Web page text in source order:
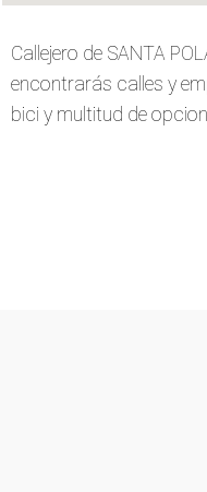
Callejero de SANTA
encontrarás calles y
bici y multitud de